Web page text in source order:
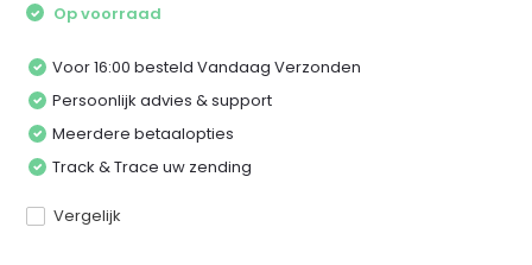
Op voorraad
Voor 16:00 besteld Vandaag Verzonden
Persoonlijk advies & support
Meerdere betaalopties
Track & Trace uw zending
Vergelijk